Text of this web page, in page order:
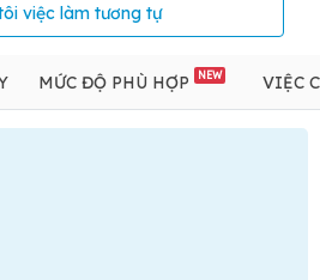
việc làm tương tự
MỨC ĐỘ PHÙ HỢP NEW VIỆC